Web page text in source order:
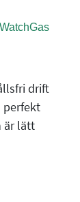
drift
perfekt
är lätt